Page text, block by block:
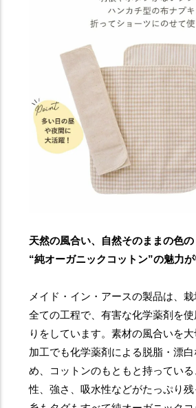
天然の風合い、自然そのままの色の
“純オーガニックコットン”の魅力が
メイド・イン・アースの製品は、
全ての工程で、有害な化学薬剤を使
りをしています。素材の風合いを大
加工でも化学薬剤による脱脂・漂
め、コットンのもともと持ってい
性、強さ、吸水性などがたっぷり